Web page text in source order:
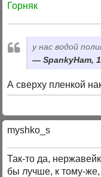
Горняк
у нас водой
SpankyHam,
А сверху пленкой
myshko_s
Так-то да,
бы лучше, к тому-